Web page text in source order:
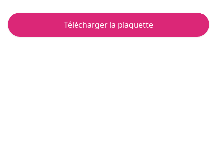
Télécharger la plaquette